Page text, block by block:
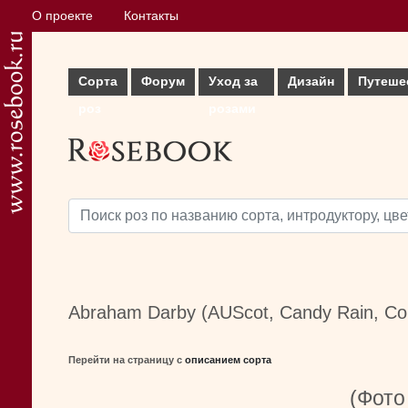
О проекте Контакты
Сорта
Форум
Уход за
Дизайн
Abraham Darby (AUScot, Candy Rain,
Перейти на страницу с описанием сорта